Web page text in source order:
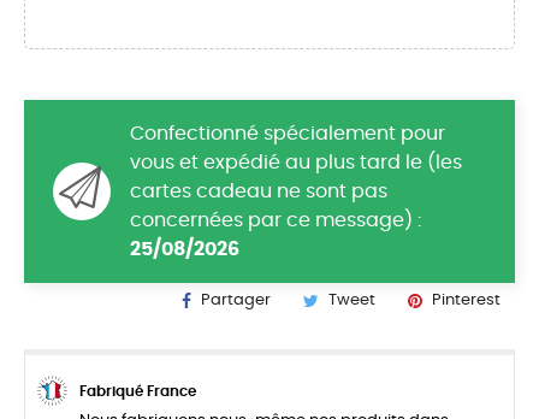
Confectionné spécialement pour
vous et expédié au plus tard le (les
cartes cadeau ne sont pas
concernées par ce message) :
25/08/2026
Partager Tweet Pinterest
Fabriqué France